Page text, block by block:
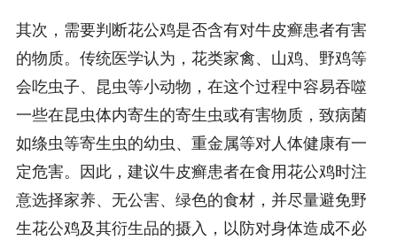
其次，需要判断花公鸡是否含有对牛皮癣患者有害
的物质。传统医学认为，花类家禽、山鸡、野鸡等
会吃虫子、昆虫等小动物，在这个过程中容易吞噬
一些在昆虫体内寄生的寄生虫或有害物质，致病菌
如绦虫等寄生虫的幼虫、重金属等对人体健康有一
定危害。因此，建议牛皮癣患者在食用花公鸡时注
意选择家养、无公害、绿色的食材，并尽量避免野
生花公鸡及其衍生品的摄入，以防对身体造成不必